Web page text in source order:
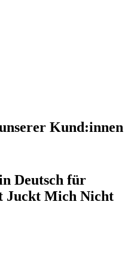
Kund:innen
Deutsch für
Juckt Mich Nicht